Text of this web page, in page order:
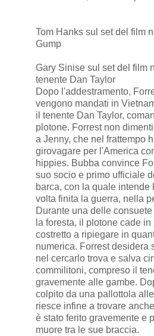
Tom Hanks sul set del film
Gump
Gary Sinise sul set del film
tenente Dan Taylor
Dopo l'addestramento,
vengono mandati in
il tenente Dan Taylor,
plotone. Forrest non
a Jenny, che nel frattempo
girovagare per l'America
hippies. Bubba convince
suo socio e primo ufficiale
barca, con la quale intende
volta finita la guerra, nella
Durante una delle
la foresta, il plotone cade
costretto a ripiegare in
numerica. Forrest desidera
nel cercarlo trova e salva
commilitoni, compreso il
gravemente alle gambe.
colpito da una pallottola
riesce infine a trovare
è stato ferito gravemente e
muore tra le sue braccia.